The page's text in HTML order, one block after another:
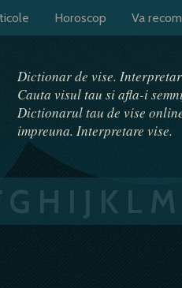
Horoscop Va
Dictionar de vise.
Cauta visul tau si afla-i
Dictionarul tau de vise
impreuna. Interpretare vise.
G H I J K L M